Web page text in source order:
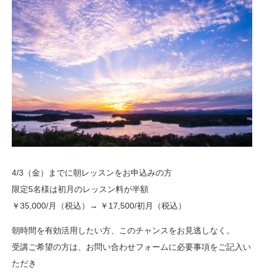
4/3（金）までに朝レッスンをお申込みの方
限定5名様は初月のレッスン料が半額
￥35,000/月（税込）→ ￥17,500/初月（税込）
朝時間を有効活用したい方、このチャンスをお見逃しなく。
受講ご希望の方は、お問い合わせフォームに必要事項をご記入い
ただき